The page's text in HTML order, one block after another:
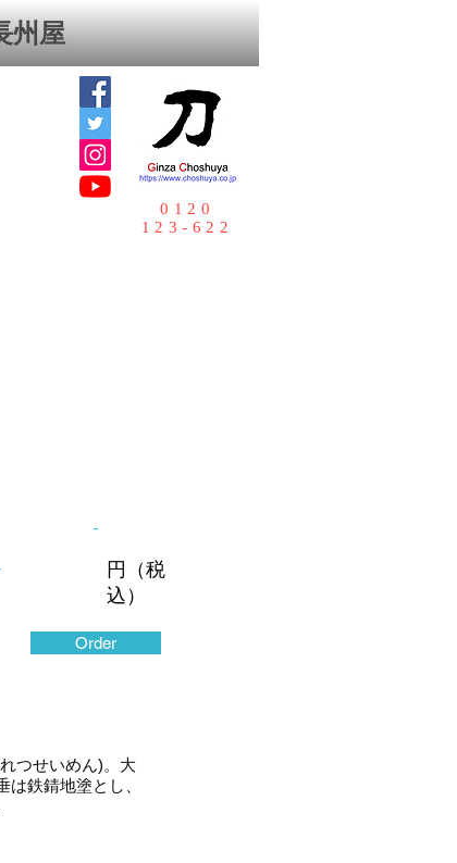
州屋
0120
123-622
-
円（税
込）
Order
つせいめん)。大
鉄錆地塗とし、